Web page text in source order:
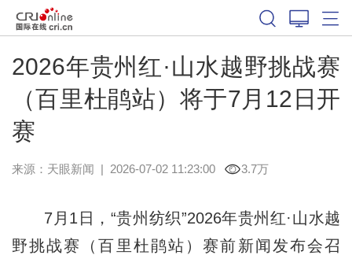
2026年贵州红·山水越野挑战赛
（百里杜鹃站）将于7月12日开
赛
来源： 天眼新闻 | 2026-07-02 11:23:00 3.7万
7月1日，“贵州纺织”2026年贵州红·山水越
野挑战赛（百里杜鹃站）赛前新闻发布会召